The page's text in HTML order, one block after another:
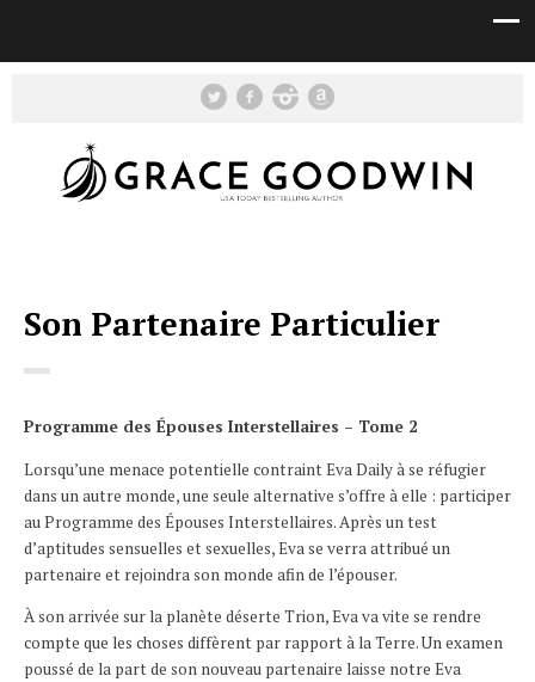
Son Partenaire Particulier
Programme des Épouses Interstellaires – Tome 2
Lorsqu’une menace potentielle contraint Eva Daily à se réfugier
dans un autre monde, une seule alternative s’offre à elle : participer
au Programme des Épouses Interstellaires. Après un test
d’aptitudes sensuelles et sexuelles, Eva se verra attribué un
partenaire et rejoindra son monde afin de l’épouser.
À son arrivée sur la planète déserte Trion, Eva va vite se rendre
compte que les choses diffèrent par rapport à la Terre. Un examen
poussé de la part de son nouveau partenaire laisse notre Eva